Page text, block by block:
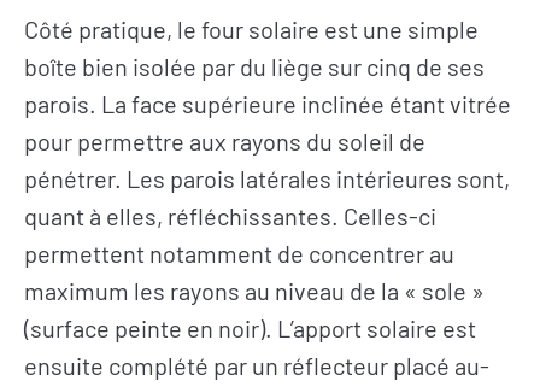
Côté pratique, le four solaire est une simple
boîte bien isolée par du liège sur cinq de ses
parois. La face supérieure inclinée étant vitrée
pour permettre aux rayons du soleil de
pénétrer. Les parois latérales intérieures sont,
quant à elles, réfléchissantes. Celles-ci
permettent notamment de concentrer au
maximum les rayons au niveau de la « sole »
(surface peinte en noir). L’apport solaire est
ensuite complété par un réflecteur placé au-